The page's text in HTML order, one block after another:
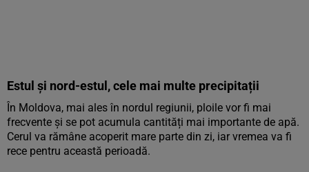
Estul și nord-estul, cele mai multe precipitații
În Moldova, mai ales în nordul regiunii, ploile vor fi mai
frecvente și se pot acumula cantități mai importante de apă.
Cerul va rămâne acoperit mare parte din zi, iar vremea va fi
rece pentru această perioadă.